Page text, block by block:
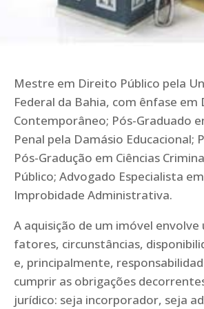
Mestre em Direito Público pela
Federal da Bahia, com ênfase em
Contemporâneo; Pós-Graduado
Penal pela Damásio Educacional;
Pós-Gradução em Ciências
Público; Advogado Especialista
Improbidade Administrativa.
A aquisição de um imóvel envolve
fatores, circunstâncias,
e, principalmente,
cumprir as obrigações
jurídico: seja incorporador, seja